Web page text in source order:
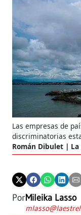
Las empresas de
discriminatorias
Román Dibulet |
PorMileika Lasso